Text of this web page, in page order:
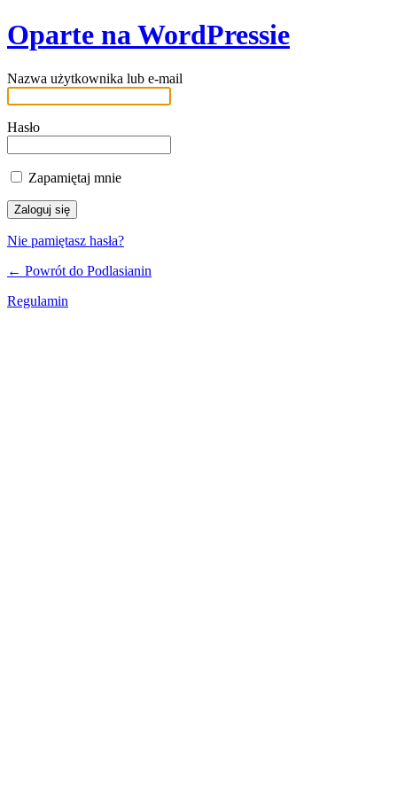
Oparte na WordPressie
Nazwa użytkownika lub e-mail
Hasło
Zapamiętaj mnie
Nie pamiętasz hasła?
← Powrót do Podlasianin
Regulamin